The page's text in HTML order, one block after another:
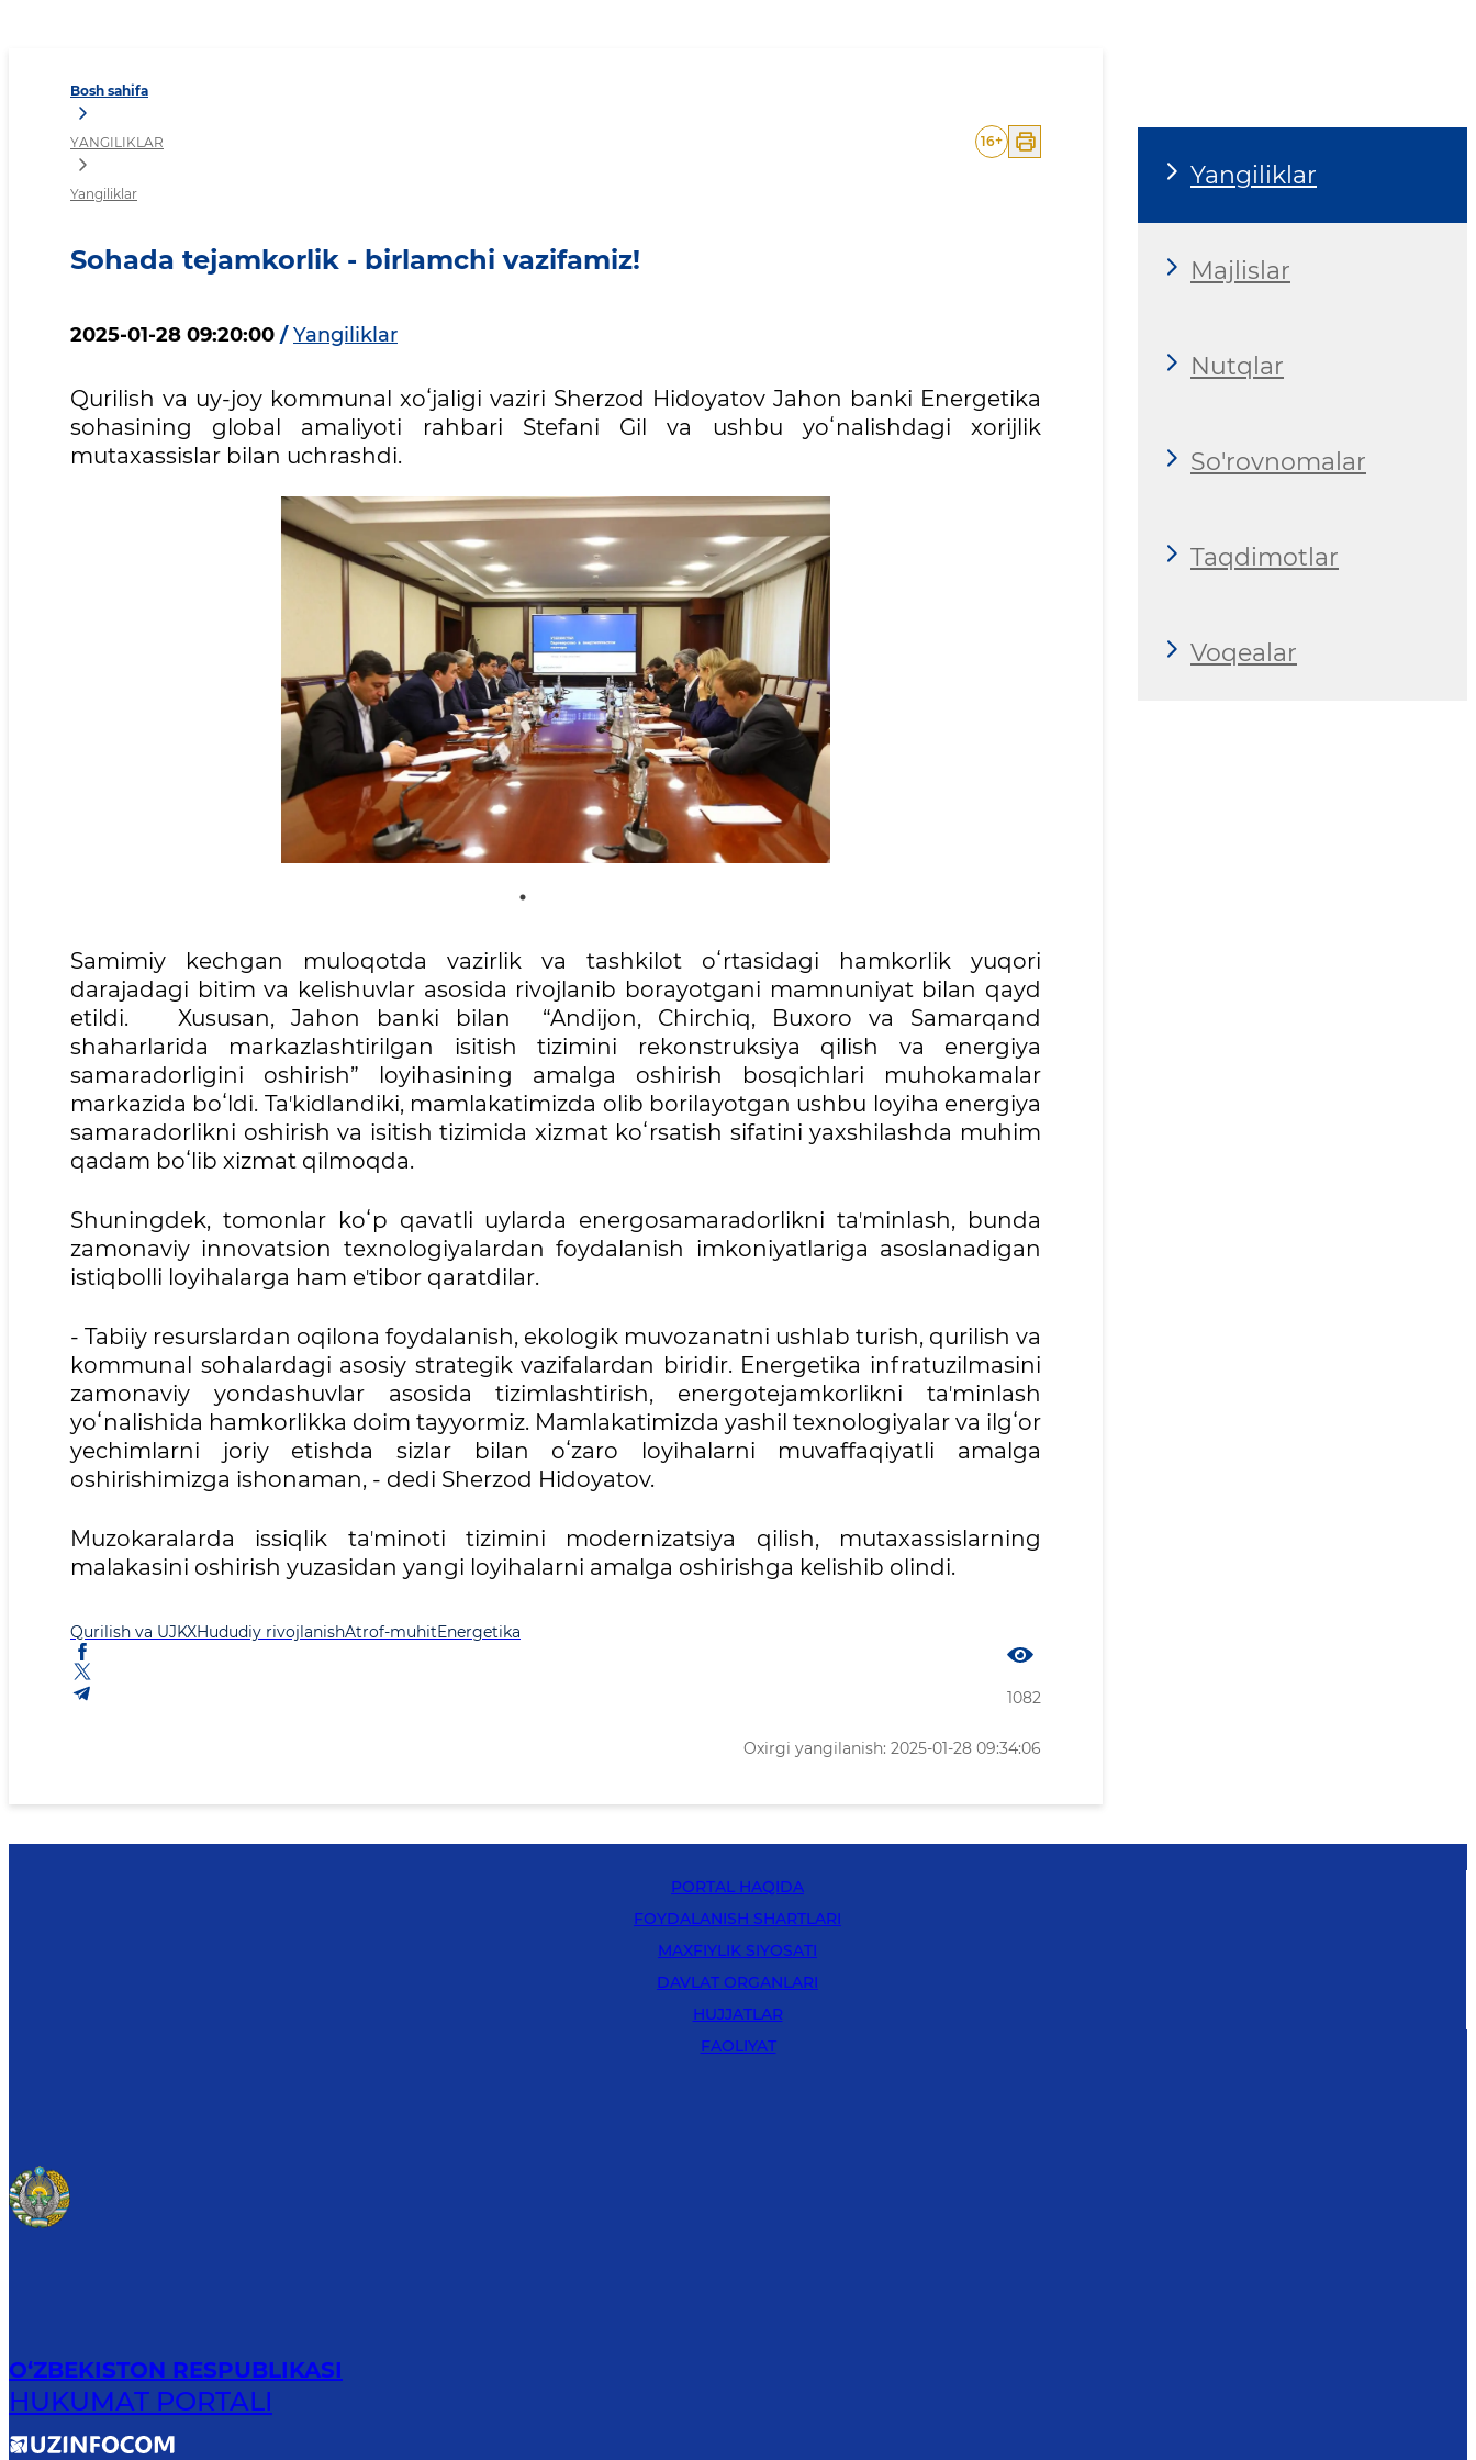
Bosh sahifa
YANGILIKLAR
Yangiliklar
16+
Sohada tejamkorlik - birlamchi vazifamiz!
2025-01-28 09:20:00 / Yangiliklar
Qurilish va uy-joy kommunal xoʻjaligi vaziri Sherzod Hidoyatov Jahon banki Energetika
sohasining global amaliyoti rahbari Stefani Gil va ushbu yoʻnalishdagi xorijlik
mutaxassislar bilan uchrashdi.
Samimiy kechgan muloqotda vazirlik va tashkilot oʻrtasidagi hamkorlik yuqori
darajadagi bitim va kelishuvlar asosida rivojlanib borayotgani mamnuniyat bilan qayd
etildi. Xususan, Jahon banki bilan “Andijon, Chirchiq, Buxoro va Samarqand
shaharlarida markazlashtirilgan isitish tizimini rekonstruksiya qilish va energiya
samaradorligini oshirish” loyihasining amalga oshirish bosqichlari muhokamalar
markazida boʻldi. Taʼkidlandiki, mamlakatimizda olib borilayotgan ushbu loyiha energiya
samaradorlikni oshirish va isitish tizimida xizmat koʻrsatish sifatini yaxshilashda muhim
qadam boʻlib xizmat qilmoqda.
Shuningdek, tomonlar koʻp qavatli uylarda energosamaradorlikni taʼminlash, bunda
zamonaviy innovatsion texnologiyalardan foydalanish imkoniyatlariga asoslanadigan
istiqbolli loyihalarga ham eʼtibor qaratdilar.
- Tabiiy resurslardan oqilona foydalanish, ekologik muvozanatni ushlab turish, qurilish va
kommunal sohalardagi asosiy strategik vazifalardan biridir. Energetika infratuzilmasini
zamonaviy yondashuvlar asosida tizimlashtirish, energotejamkorlikni taʼminlash
yoʻnalishida hamkorlikka doim tayyormiz. Mamlakatimizda yashil texnologiyalar va ilgʻor
yechimlarni joriy etishda sizlar bilan oʻzaro loyihalarni muvaffaqiyatli amalga
oshirishimizga ishonaman, - dedi Sherzod Hidoyatov.
Muzokaralarda issiqlik taʼminoti tizimini modernizatsiya qilish, mutaxassislarning
malakasini oshirish yuzasidan yangi loyihalarni amalga oshirishga kelishib olindi.
Qurilish va UJKXHududiy rivojlanishAtrof-muhitEnergetika
1082
Oxirgi yangilanish: 2025-01-28 09:34:06
Yangiliklar
Majlislar
Nutqlar
So'rovnomalar
Taqdimotlar
Voqealar
PORTAL HAQIDA
FOYDALANISH SHARTLARI
MAXFIYLIK SIYOSATI
DAVLAT ORGANLARI
HUJJATLAR
FAOLIYAT
O‘ZBEKISTON RESPUBLIKASI
HUKUMAT PORTALI